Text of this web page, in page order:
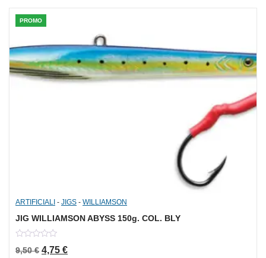
PROMO
ARTIFICIALI - JIGS - WILLIAMSON
JIG WILLIAMSON ABYSS 150g. COL. BLY
out
9,50€ Il prezzo originale era: 9,50 €.
4,75 €Il prezzo attuale è: 4,75 €.